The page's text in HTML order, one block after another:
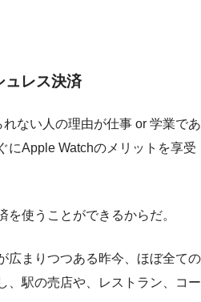
ュレス決済
ない人の理由が仕事 or 学業であ
にApple Watchのメリットを享受
使うことができるからだ。
広まりつつある昨今、ほぼ全ての
、駅の売店や、レストラン、コー